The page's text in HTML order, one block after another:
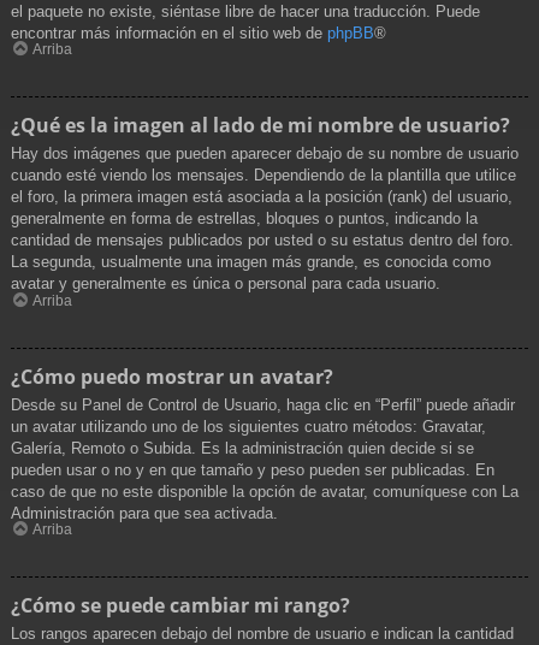
el paquete no existe, siéntase libre de hacer una traducción. Puede
encontrar más información en el sitio web de phpBB®
Arriba
¿Qué es la imagen al lado de mi nombre de usuario?
Hay dos imágenes que pueden aparecer debajo de su nombre de usuario
cuando esté viendo los mensajes. Dependiendo de la plantilla que utilice
el foro, la primera imagen está asociada a la posición (rank) del usuario,
generalmente en forma de estrellas, bloques o puntos, indicando la
cantidad de mensajes publicados por usted o su estatus dentro del foro.
La segunda, usualmente una imagen más grande, es conocida como
avatar y generalmente es única o personal para cada usuario.
Arriba
¿Cómo puedo mostrar un avatar?
Desde su Panel de Control de Usuario, haga clic en “Perfil” puede añadir
un avatar utilizando uno de los siguientes cuatro métodos: Gravatar,
Galería, Remoto o Subida. Es la administración quien decide si se
pueden usar o no y en que tamaño y peso pueden ser publicadas. En
caso de que no este disponible la opción de avatar, comuníquese con La
Administración para que sea activada.
Arriba
¿Cómo se puede cambiar mi rango?
Los rangos aparecen debajo del nombre de usuario e indican la cantidad